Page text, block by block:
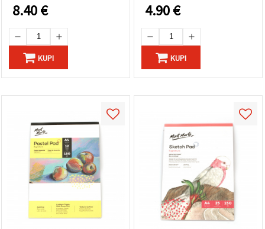
8.40€
KUPI
4.90€
KUPI